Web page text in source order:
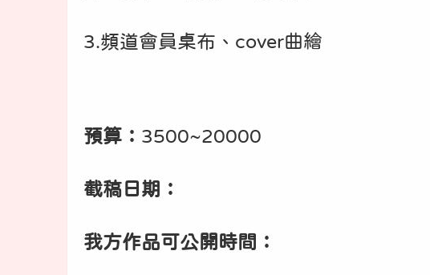
3.頻道會員桌布、cover曲繪
預算： 3500~20000
截稿日期：
我方作品可公開時間：